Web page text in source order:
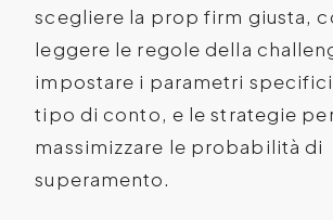
scegliere la prop firm giusta,
leggere le regole della
impostare i parametri
tipo di conto, e le strategie
massimizzare le probabilità di
superamento.